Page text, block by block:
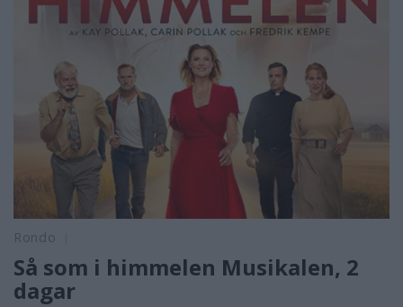
Rondo
Så som i himmelen Musikalen, 2
dagar